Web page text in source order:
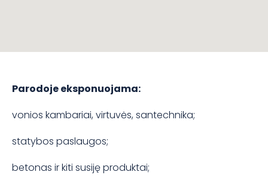
Parodoje eksponuojama:
vonios kambariai, virtuvės, santechnika;
statybos paslaugos;
betonas ir kiti susiję produktai;